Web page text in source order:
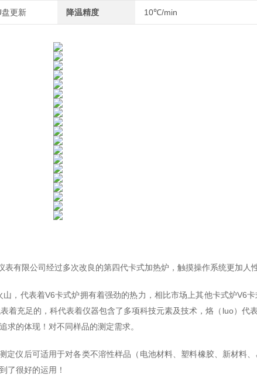
更新 降温精度 10℃/min
表有限公司经过多次改良的第四代卡式加热炉，触摸操作系统更加人
，代表着V6卡式炉拥有着强劲的热力，相比市场上其他卡式炉V6
着充足的，科代表着仪器包含了多项科技元素及技术，烙（luo）代
的体现！对不同样品的测定需求。
定仪后可适用于对各类不溶性样品（电池材料、塑料橡胶、新材料
了很好的运用！